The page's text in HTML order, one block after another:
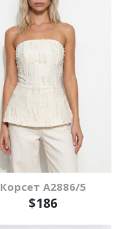
Корсет А2886/5
$186